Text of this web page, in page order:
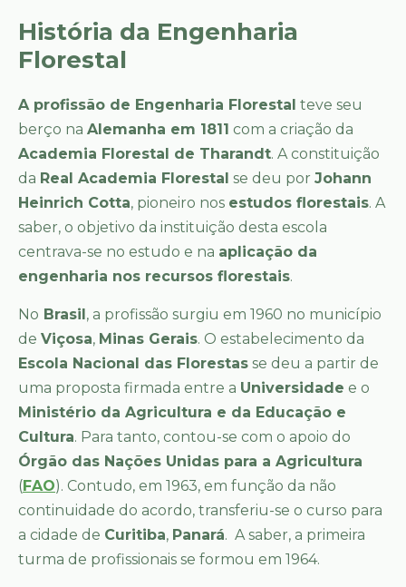
História da Engenharia
Florestal
A profissão de Engenharia Florestal teve seu
berço na Alemanha em 1811 com a criação da
Academia Florestal de Tharandt. A constituição
da Real Academia Florestal se deu por Johann
Heinrich Cotta, pioneiro nos estudos florestais. A
saber, o objetivo da instituição desta escola
centrava-se no estudo e na aplicação da
engenharia nos recursos florestais.
No Brasil, a profissão surgiu em 1960 no município
de Viçosa, Minas Gerais. O estabelecimento da
Escola Nacional das Florestas se deu a partir de
uma proposta firmada entre a Universidade e o
Ministério da Agricultura e da Educação e
Cultura. Para tanto, contou-se com o apoio do
Órgão das Nações Unidas para a Agricultura
(FAO). Contudo, em 1963, em função da não
continuidade do acordo, transferiu-se o curso para
a cidade de Curitiba, Panará. A saber, a primeira
turma de profissionais se formou em 1964.